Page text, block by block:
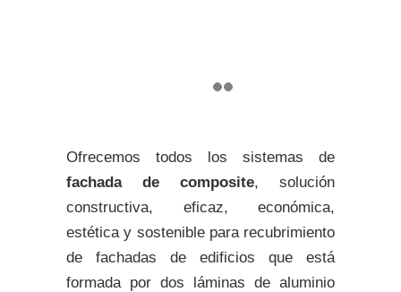
Ofrecemos todos los sistemas de
fachada de composite, solución
constructiva, eficaz, económica,
estética y sostenible para recubrimiento
de fachadas de edificios que está
formada por dos láminas de aluminio